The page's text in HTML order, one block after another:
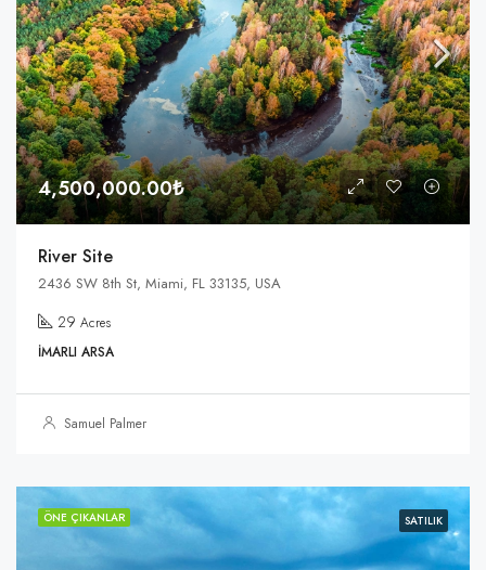
4,500,000.00₺
River Site
2436 SW 8th St, Miami, FL 33135, USA
29 Acres
İMARLI ARSA
Samuel Palmer
ÖNE ÇIKANLAR SATILIK